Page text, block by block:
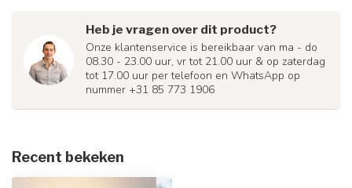
Heb je vragen over dit product?
Onze klantenservice is bereikbaar van ma - do
08.30 - 23.00 uur, vr tot 21.00 uur & op zaterdag
tot 17.00 uur per telefoon en WhatsApp op
nummer +31 85 773 1906
Recent bekeken